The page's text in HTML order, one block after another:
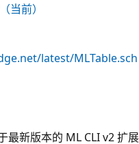
当前）
latest/MLTable.sch
最新版本的 ML CLI v2 扩展